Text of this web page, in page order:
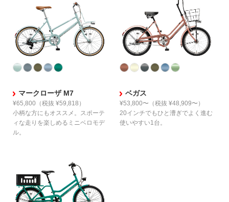
マークローザ M7
¥65,800 （税抜 ¥59,818）
小柄な方にもオススメ。
スポーテ
ィな走りを楽しめる ミニベロモデ
ル。
ベガス
¥53,800〜 （税抜 ¥48,909〜）
20インチでもひと漕ぎでよく進む
使いやすい1台。